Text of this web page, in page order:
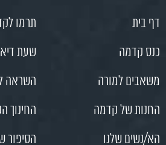
דף בית
תרמו
כנס קדמה
שעת
משאבים למורה
השראה
החנות של קדמה
החינוך
הא/נשים שלנו
הסיפור